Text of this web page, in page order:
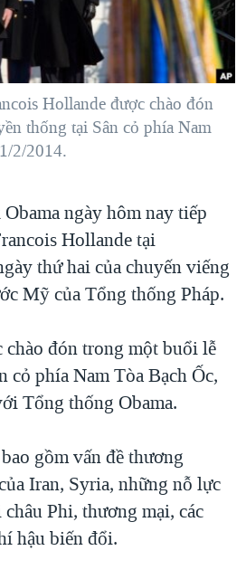
2024
TẠI DẢI GAZA
CON ĐƯỜNG
AFGHANISTAN
Ở VIỆT NAM
KIM TẠI VIỆT NAM
SÓNG TRỘM HẢI SÂM
VỌNG TỪ NÔNG THÔN MỸ
Hollande được chào đón
thống tại Sân cỏ phía Nam
2/2014.
ngày hôm nay tiếp
Hollande tại
thứ hai của chuyến viếng
Mỹ của Tổng thống Pháp.
đón trong một buổi lễ
cỏ phía Nam Tòa Bạch Ốc,
Tổng thống Obama.
gồm vấn đề thương
Iran, Syria, những nỗ lực
Phi, thương mại, các
hậu biến đổi.